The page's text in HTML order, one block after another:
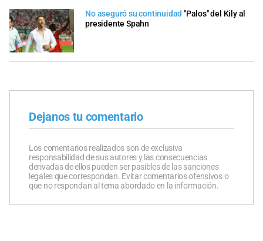
No aseguró su continuidad "Palos" del Kily al
presidente Spahn
Dejanos tu comentario
Los comentarios realizados son de exclusiva
responsabilidad de sus autores y las consecuencias
derivadas de ellos pueden ser pasibles de las sanciones
legales que correspondan. Evitar comentarios ofensivos o
que no respondan al tema abordado en la información.